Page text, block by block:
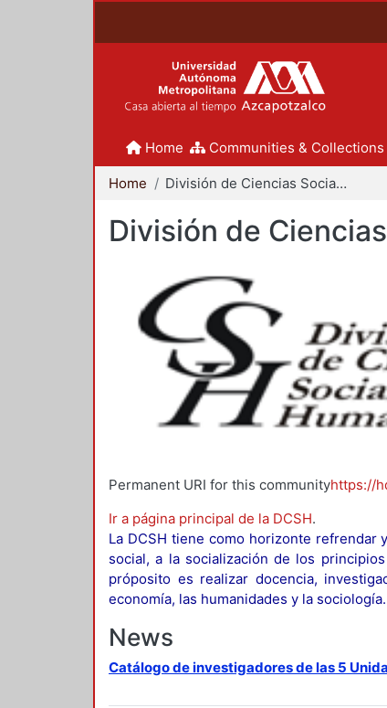
Home Communities & Collections
Home División de Ciencias Sociales y Humanidades
División de
Permanent URI for this communityhttps://
Ir a página principal de la DCSH.
La DCSH tiene como horizonte refrendar
social, a la socialización de los
próposito es realizar docencia,
economía, las humanidades y la sociología.
News
Catálogo de investigadores de las 5